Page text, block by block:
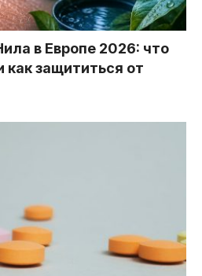
в Европе 2026: что
защититься от